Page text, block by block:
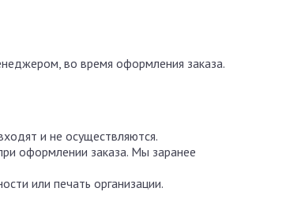
во время оформления заказа.
и не осуществляются.
оформлении заказа. Мы заранее
или печать организации.